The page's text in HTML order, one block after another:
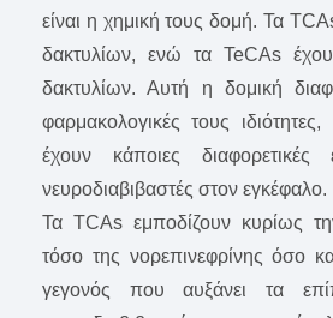
είναι η χημική τους δομή. Τα
δακτυλίων, ενώ τα TeCAs
δακτυλίων. Αυτή η δομική
φαρμακολογικές τους
έχουν κάποιες διαφορετικές
νευροδιαβιβαστές στον εγκέφαλο.
Τα TCAs εμποδίζουν κυρίως
τόσο της νορεπινεφρίνης όσο
γεγονός που αυξάνει τα